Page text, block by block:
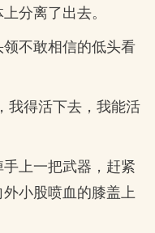
分离了出去。
不敢相信的低头看
我得活下去，我能活
上一把武器，赶紧
小股喷血的膝盖上